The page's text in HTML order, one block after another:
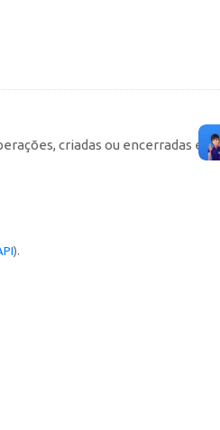
criadas ou encerradas em
).